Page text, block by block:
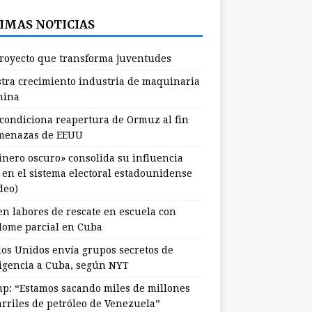
NOTICIAS
que transforma juventudes
crecimiento industria de maquinaria
reapertura de Ormuz al fin
de EEUU
oscuro» consolida su influencia
el sistema electoral estadounidense
labores de rescate en escuela con
parcial en Cuba
Unidos envía grupos secretos de
a Cuba, según NYT
“Estamos sacando miles de millones
de petróleo de Venezuela”